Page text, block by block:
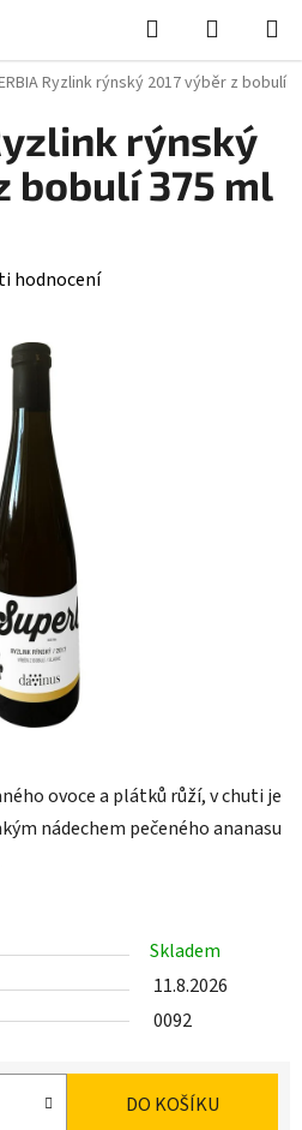
Hledat
KOŠÍK
Ryzlink rýnský 2017 výběr z bobulí
ovoce a plátků růží, v chuti je
nádechem pečeného ananasu
Skladem
11.8.2026
0092
DO KOŠÍKU
rýnský
bobulí 375 ml
hodnocení